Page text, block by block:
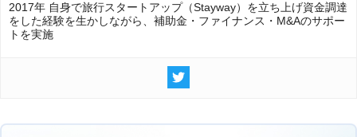
2017年 自身で旅行スタートアップ（Stayway）を立ち上げ資金調達
をした経験を生かしながら、補助金・ファイナンス・M&Aのサポー
トを実施